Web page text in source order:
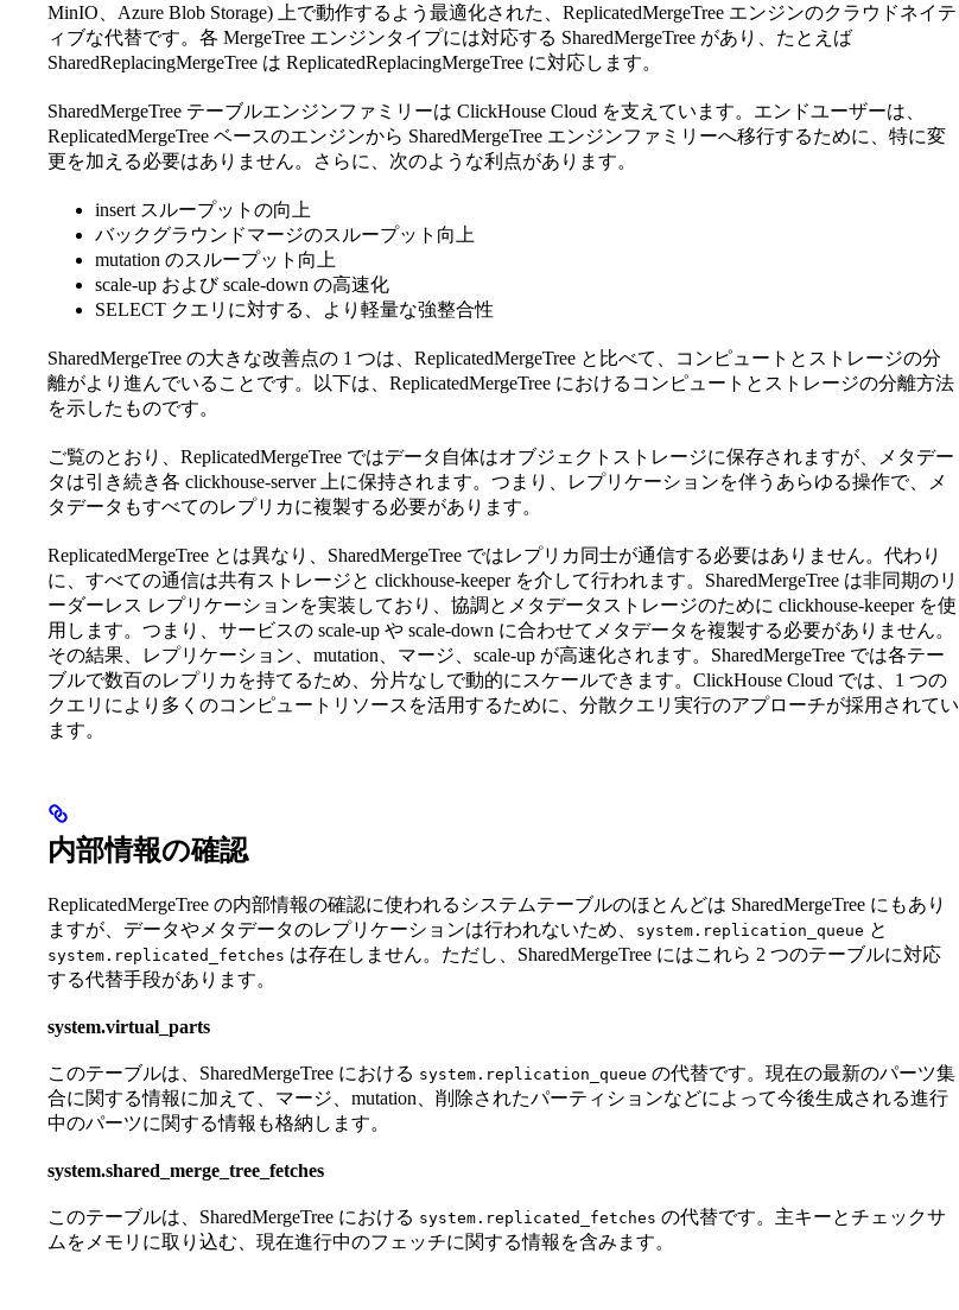
MinIO、Azure Blob Storage) 上で動作するよう最適化された、ReplicatedMergeTree エンジンのクラウドネイテ
ィブな代替です。各 MergeTree エンジンタイプには対応する SharedMergeTree があり、たとえば
SharedReplacingMergeTree は ReplicatedReplacingMergeTree に対応します。
SharedMergeTree テーブルエンジンファミリーは ClickHouse Cloud を支えています。エンドユーザーは、
ReplicatedMergeTree ベースのエンジンから SharedMergeTree エンジンファミリーへ移行するために、特に変
更を加える必要はありません。さらに、次のような利点があります。
insert スループットの向上
バックグラウンドマージのスループット向上
mutation のスループット向上
scale-up および scale-down の高速化
SELECT クエリに対する、より軽量な強整合性
SharedMergeTree の大きな改善点の 1 つは、ReplicatedMergeTree と比べて、コンピュートとストレージの分
離がより進んでいることです。以下は、ReplicatedMergeTree におけるコンピュートとストレージの分離方法
を示したものです。
ご覧のとおり、ReplicatedMergeTree ではデータ自体はオブジェクトストレージに保存されますが、メタデー
タは引き続き各 clickhouse-server 上に保持されます。つまり、レプリケーションを伴うあらゆる操作で、メ
タデータもすべてのレプリカに複製する必要があります。
ReplicatedMergeTree とは異なり、SharedMergeTree ではレプリカ同士が通信する必要はありません。代わり
に、すべての通信は共有ストレージと clickhouse-keeper を介して行われます。SharedMergeTree は非同期のリ
ーダーレス レプリケーションを実装しており、協調とメタデータストレージのために clickhouse-keeper を使
用します。つまり、サービスの scale-up や scale-down に合わせてメタデータを複製する必要がありません。
その結果、レプリケーション、mutation、マージ、scale-up が高速化されます。SharedMergeTree では各テー
ブルで数百のレプリカを持てるため、分片なしで動的にスケールできます。ClickHouse Cloud では、1 つの
クエリにより多くのコンピュートリソースを活用するために、分散クエリ実行のアプローチが採用されてい
ます。
内部情報の確認
ReplicatedMergeTree の内部情報の確認に使われるシステムテーブルのほとんどは SharedMergeTree にもあり
ますが、データやメタデータのレプリケーションは行われないため、
system.replication_queue と
system.replicated_fetches は存在しません。ただし、SharedMergeTree にはこれら 2 つのテーブルに対応
する代替手段があります。
system.virtual_parts
このテーブルは、SharedMergeTree における system.replication_queue の代替です。現在の最新のパーツ集
合に関する情報に加えて、マージ、mutation、削除されたパーティションなどによって今後生成される進行
中のパーツに関する情報も格納します。
system.shared_merge_tree_fetches
このテーブルは、SharedMergeTree における system.replicated_fetches の代替です。主キーとチェックサ
ムをメモリに取り込む、現在進行中のフェッチに関する情報を含みます。